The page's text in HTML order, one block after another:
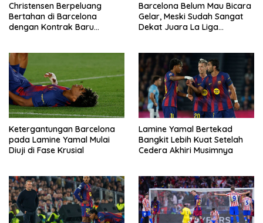
Christensen Berpeluang
Bertahan di Barcelona
dengan Kontrak Baru
Barcelona Belum Mau Bicara
Gelar, Meski Sudah Sangat
Dekat Juara La Liga
Ketergantungan Barcelona
pada Lamine Yamal Mulai
Diuji di Fase Krusial
Lamine Yamal Bertekad
Bangkit Lebih Kuat Setelah
Cedera Akhiri Musimnya